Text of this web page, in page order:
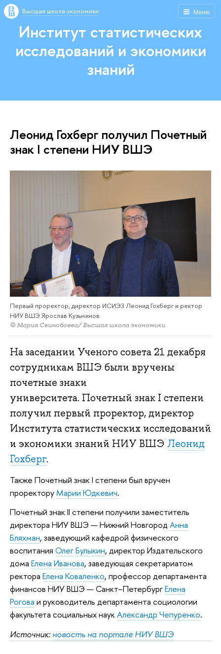
Меню
Высшая школа экономики
Институт статистических
исследований и экономики
знаний
Леонид Гохберг получил Почетный
знак I степени НИУ ВШЭ
Первый проректор, директор ИСИЭЗ Леонид Гохберг и ректор
НИУ ВШЭ Ярослав Кузьминов
© Мария Свинобоева/ Высшая школа экономики
На заседании Ученого совета 21 декабря
сотрудникам ВШЭ были вручены
почетные знаки
университета. Почетный знак I степени
получил первый проректор, директор
Института статистических исследований
и экономики знаний НИУ ВШЭ Леонид
Гохберг.
Также Почетный знак I степени был вручен
проректору Марии Юдкевич.
Почетный знак II степени получили заместитель
директора НИУ ВШЭ — Нижний Новгород Анна
Бляхман, заведующий кафедрой физического
воспитания Олег Булыкин, директор Издательского
дома Елена Иванова, заведующая секретариатом
ректора Елена Коваленко, профессор департамента
финансов НИУ ВШЭ — Санкт–ПетербургЕлена
Рогова и руководитель департамента социологии
факультета социальных наукАлександр Чепуренко.
Источник: новость на портале НИУ ВШЭ